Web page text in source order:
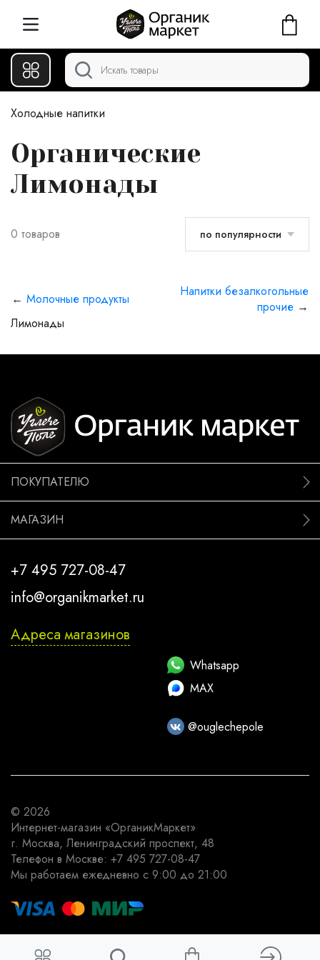
Холодные напитки
Органические
Лимонады
0 товаров по популярности
← Молочные продукты
Напитки безалкогольные
прочие →
Лимонады
ПОКУПАТЕЛЮ
МАГАЗИН
+7 495 727-08-47
info@organikmarket.ru
Адреса магазинов
Whatsapp
MAX
@ouglechepole
© 2026
Интернет-магазин «ОрганикМаркет»
г. Москва, Ленинградский проспект, 48
Телефон в Москве: +7 495 727-08-47
Мы работаем ежедневно с 9:00 до 21:00